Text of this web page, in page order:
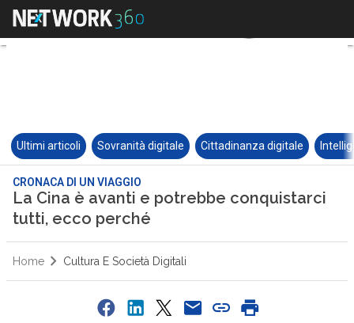
Ultimi articoli Sovranità digitale Cittadinanza digitale
CRONACA DI UN VIAGGIO
La Cina è avanti e potrebbe conquistarci
tutti, ecco perché
Home Cultura E Società Digitali